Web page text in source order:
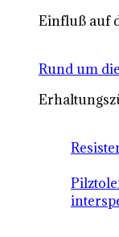
Einfluß auf
Rund um